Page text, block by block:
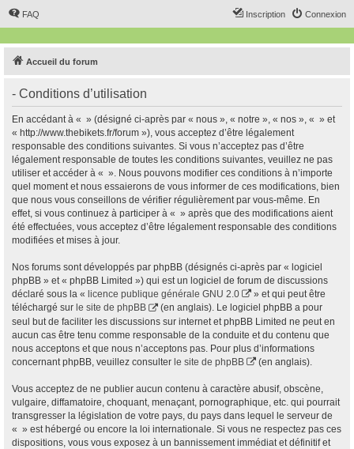
FAQ Connexion
Inscription
Accueil du forum
- Conditions d’utilisation
En accédant à « » (désigné ci-après par « nous », « notre », « nos », « » et
« http://www.thebikets.fr/forum »), vous acceptez d’être légalement
responsable des conditions suivantes. Si vous n’acceptez pas d’être
légalement responsable de toutes les conditions suivantes, veuillez ne pas
utiliser et accéder à « ». Nous pouvons modifier ces conditions à n’importe
quel moment et nous essaierons de vous informer de ces modifications, bien
que nous vous conseillons de vérifier régulièrement par vous-même. En
effet, si vous continuez à participer à « » après que des modifications aient
été effectuées, vous acceptez d’être légalement responsable des conditions
modifiées et mises à jour.
Nos forums sont développés par phpBB (désignés ci-après par « logiciel
phpBB » et « phpBB Limited ») qui est un logiciel de forum de discussions
déclaré sous la « licence publique générale GNU 2.0
» et qui peut être
téléchargé sur le site de phpBB
(en anglais). Le logiciel phpBB a pour
seul but de faciliter les discussions sur internet et phpBB Limited ne peut en
aucun cas être tenu comme responsable de la conduite et du contenu que
nous acceptons et que nous n’acceptons pas. Pour plus d’informations
concernant phpBB, veuillez consulter le site de phpBB (en anglais).
Vous acceptez de ne publier aucun contenu à caractère abusif, obscène,
vulgaire, diffamatoire, choquant, menaçant, pornographique, etc. qui pourrait
transgresser la législation de votre pays, du pays dans lequel le serveur de
« » est hébergé ou encore la loi internationale. Si vous ne respectez pas ces
dispositions, vous vous exposez à un bannissement immédiat et définitif et